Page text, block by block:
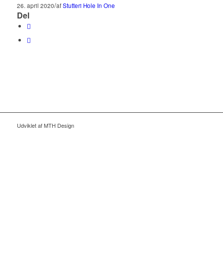
26. april 2020/afStutteri Hole In One
Del
Udviklet af MTH Design